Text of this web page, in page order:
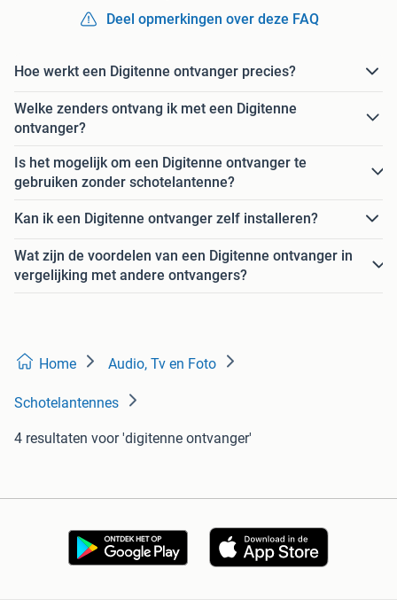
Deel opmerkingen over deze FAQ
Hoe werkt een Digitenne ontvanger precies?
Welke zenders ontvang ik met een Digitenne
ontvanger?
Is het mogelijk om een Digitenne ontvanger te
gebruiken zonder schotelantenne?
Kan ik een Digitenne ontvanger zelf installeren?
Wat zijn de voordelen van een Digitenne ontvanger in
vergelijking met andere ontvangers?
Home Audio, Tv en Foto
Schotelantennes
4 resultaten voor 'digitenne ontvanger'